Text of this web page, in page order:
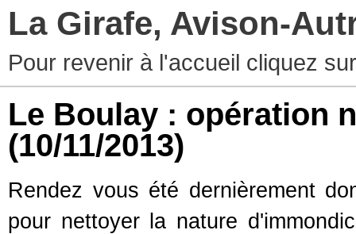
La Girafe, Avison-
Pour revenir à l'accueil cliquez
Le Boulay : opération
(10/11/2013)
Rendez vous été dernièrement
pour nettoyer la nature